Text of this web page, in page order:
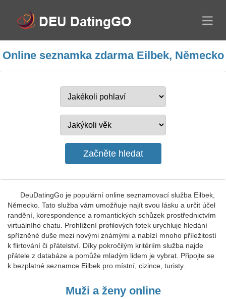
Online seznamka zdarma Eilbek, Německo
DeuDatingGo je populární online seznamovací služba Eilbek,
Německo. Tato služba vám umožňuje najít svou lásku a určit účel
randění, korespondence a romantických schůzek prostřednictvím
virtuálního chatu. Prohlížení profilových fotek urychluje hledání
spřízněné duše mezi novými známými a nabízí mnoho příležitostí
k flirtování či přátelství. Díky pokročilým kritériím služba najde
přátele z databáze a pomůže mladým lidem je vybrat. Připojte se
k bezplatné seznamce Eilbek pro místní, cizince, turisty.
Muži a ženy online